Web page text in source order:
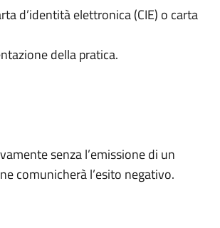
d’identità elettronica (CIE) o carta
della pratica.
senza l’emissione di un
comunicherà l’esito negativo.